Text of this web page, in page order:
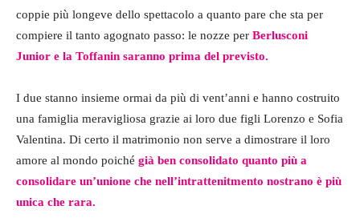
coppie più longeve dello spettacolo a quanto pare che sta per
compiere il tanto agognato passo: le nozze per Berlusconi
Junior e la Toffanin saranno prima del previsto.
I due stanno insieme ormai da più di vent’anni e hanno costruito
una famiglia meravigliosa grazie ai loro due figli Lorenzo e Sofia
Valentina. Di certo il matrimonio non serve a dimostrare il loro
amore al mondo poiché già ben consolidato quanto più a
consolidare un’unione che nell’intrattenitmento nostrano è più
unica che rara.